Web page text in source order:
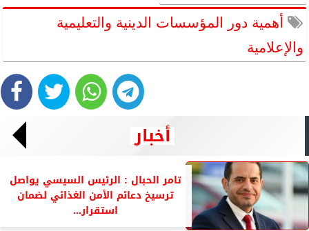
أهمية دور المؤسسات الدينية والتعليمية
والإعلامية
أخبار
تامر الحبال : الرئيس السيسي يواصل
ترسيخ دعائم الأمن الغذائي لضمان
استقرار...